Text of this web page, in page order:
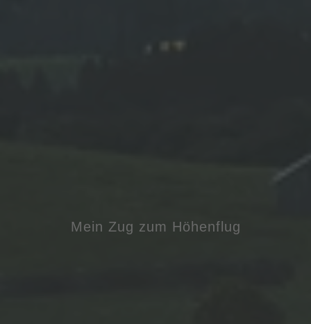
Mein Zug zum Höhenflug